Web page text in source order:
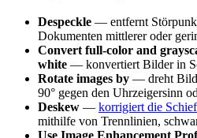
Despeckle — entfernt
Dokumenten mittlerer oder
Convert full-color and
white — konvertiert Bilder in
Rotate images by — dreht
90° gegen den Uhrzeigersinn
Deskew — korrigiert die
mithilfe von Trennlinien,